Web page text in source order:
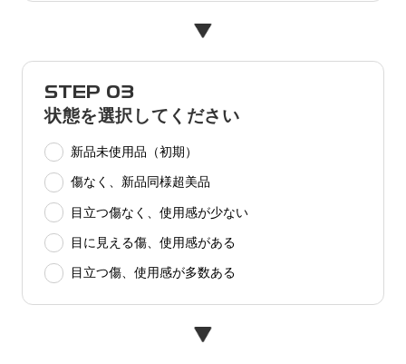
STEP 03
状態を選択してください
新品未使用品（初期）
傷なく、新品同様超美品
目立つ傷なく、使用感が少ない
目に見える傷、使用感がある
目立つ傷、使用感が多数ある